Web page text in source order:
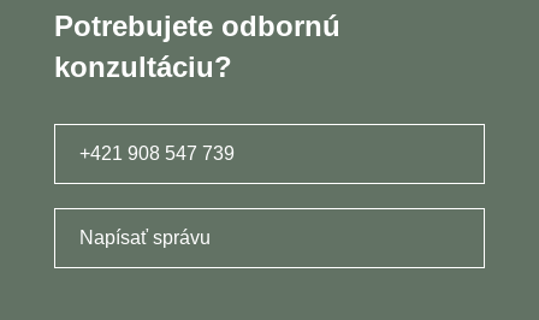
Potrebujete odbornú
konzultáciu?
+421 908 547 739
Napísať správu